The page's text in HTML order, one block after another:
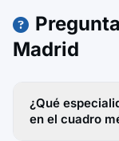
Madrid
¿Qué
en el cuadro